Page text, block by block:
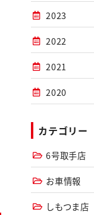
2023
2022
2021
2020
カテゴリー
6号取手店
お車情報
しもつま店